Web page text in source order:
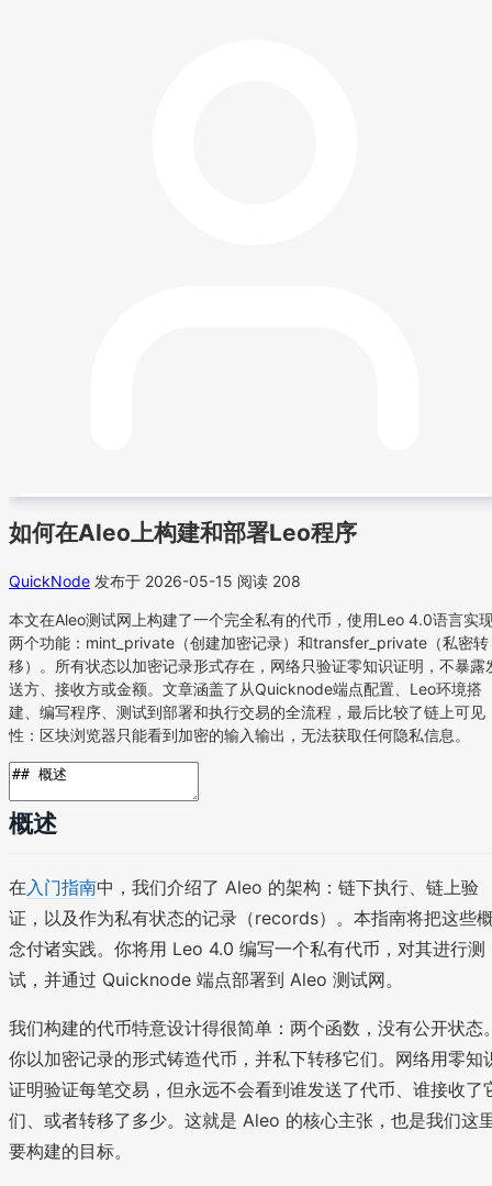
如何在Aleo上构建和部署Leo程序
QuickNode 发布于 2026-05-15 阅读 208
本文在Aleo测试网上构建了一个完全私有的代币，使用Leo 4.0语言实
两个功能：mint_private（创建加密记录）和transfer_private（私密转
移）。所有状态以加密记录形式存在，网络只验证零知识证明，不暴露
送方、接收方或金额。文章涵盖了从Quicknode端点配置、Leo环境搭
建、编写程序、测试到部署和执行交易的全流程，最后比较了链上可见
性：区块浏览器只能看到加密的输入输出，无法获取任何隐私信息。
概述
在 入门指南中，我们介绍了 Aleo 的架构：链下执行、链上验
证，以及作为私有状态的记录（records）。本指南将把这些
念付诸实践。你将用 Leo 4.0 编写一个私有代币，对其进行测
试，并通过 Quicknode 端点部署到 Aleo 测试网。
我们构建的代币特意设计得很简单：两个函数，没有公开状态
你以加密记录的形式铸造代币，并私下转移它们。网络用零知
证明验证每笔交易，但永远不会看到谁发送了代币、谁接收了
们、或者转移了多少。这就是 Aleo 的核心主张，也是我们这
要构建的目标。